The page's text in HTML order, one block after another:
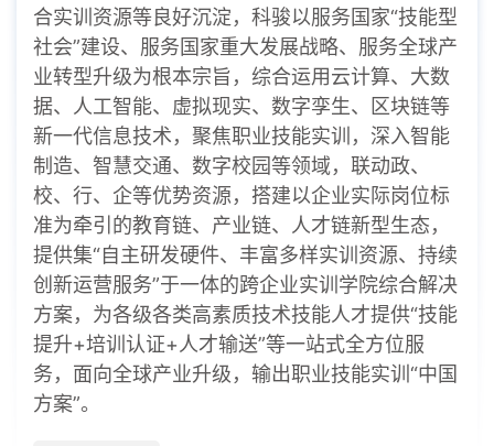
合实训资源等良好沉淀，科骏以服务国家“技能型
社会”建设、服务国家重大发展战略、服务全球产
业转型升级为根本宗旨，综合运用云计算、大数
据、人工智能、虚拟现实、数字孪生、区块链等
新一代信息技术，聚焦职业技能实训，深入智能
制造、智慧交通、数字校园等领域，联动政、
校、行、企等优势资源，搭建以企业实际岗位标
准为牵引的教育链、产业链、人才链新型生态，
提供集“自主研发硬件、丰富多样实训资源、持续
创新运营服务”于一体的跨企业实训学院综合解决
方案，为各级各类高素质技术技能人才提供“技能
提升+培训认证+人才输送”等一站式全方位服
务，面向全球产业升级，输出职业技能实训“中国
方案”。